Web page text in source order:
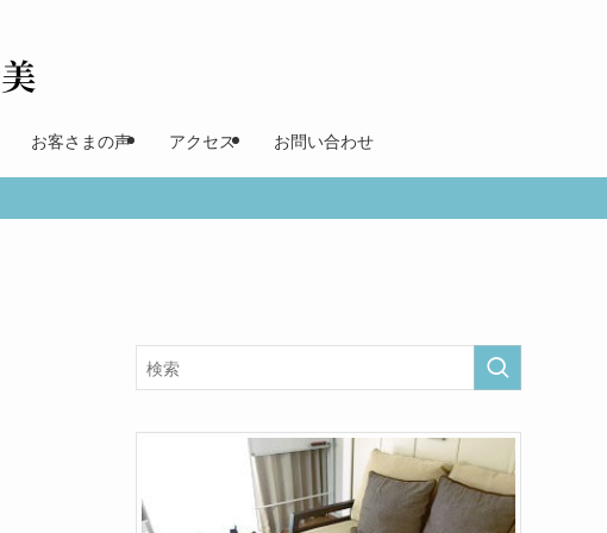
お客さまの声 アクセス お問い合わせ